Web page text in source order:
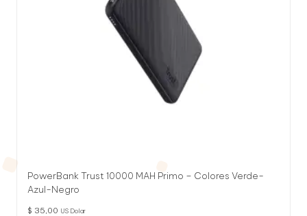
PowerBank Trust 10000 MAH Primo – Colores Verde-
Azul-Negro
$ 35,00 US Dolar